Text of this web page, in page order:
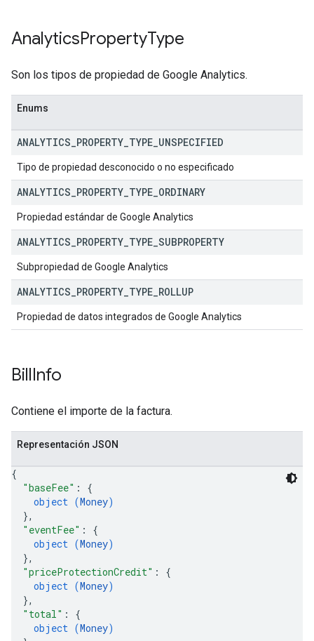
AnalyticsPropertyType
Son los tipos de propiedad de Google Analytics.
Enums
ANALYTICS PROPERTY TYPE UNSPECIFIED
Tipo de propiedad desconocido o no especificado
ANALYTICS PROPERTY TYPE ORDINARY
Propiedad estándar de Google Analytics
ANALYTICS PROPERTY TYPE SUBPROPERTY
Subpropiedad de Google Analytics
ANALYTICS PROPERTY TYPE ROLLUP
Propiedad de datos integrados de Google Analytics
BillInfo
Contiene el importe de la factura.
Representación JSON
{
"baseFee" : {
object (Money)
},
"eventFee" : {
object (Money)
},
"priceProtectionCredit" : {
object (Money)
},
"total" : {
object (Money)